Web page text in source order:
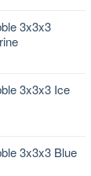
3x3x3
3x3x3 Ice
3x3x3 Blue